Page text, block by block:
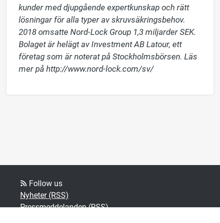
kunder med djupgående expertkunskap och rätt
lösningar för alla typer av skruvsäkringsbehov.
2018 omsatte Nord-Lock Group 1,3 miljarder SEK.
Bolaget är helägt av Investment AB Latour, ett
företag som är noterat på Stockholmsbörsen. Läs
mer på http://www.nord-lock.com/sv/
Follow us
Nyheter (RSS)
Pressmeddelanden (RSS)